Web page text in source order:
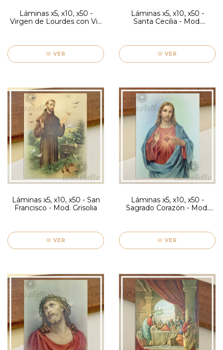
Láminas x5, x10, x50 -
Virgen de Lourdes con Via
VER
Láminas x5, x10, x50 -
Santa Cecilia - Mod.
VER
Láminas x5, x10, x50 - San
Francisco - Mod. Grisolia
VER
Láminas x5, x10, x50 -
Sagrado Corazón - Mod.
VER